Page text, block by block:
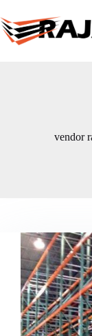
to
content
vendor